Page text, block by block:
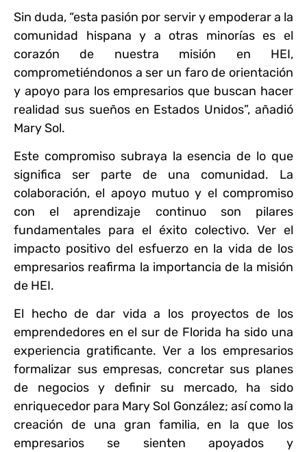
Sin duda, “esta pasión por servir y empoderar a la
comunidad hispana y a otras minorías es el
corazón de nuestra misión en HEI,
comprometiéndonos a ser un faro de orientación
y apoyo para los empresarios que buscan hacer
realidad sus sueños en Estados Unidos”, añadió
Mary Sol.
Este compromiso subraya la esencia de lo que
significa ser parte de una comunidad. La
colaboración, el apoyo mutuo y el compromiso
con el aprendizaje continuo son pilares
fundamentales para el éxito colectivo. Ver el
impacto positivo del esfuerzo en la vida de los
empresarios reafirma la importancia de la misión
de HEI.
El hecho de dar vida a los proyectos de los
emprendedores en el sur de Florida ha sido una
experiencia gratificante. Ver a los empresarios
formalizar sus empresas, concretar sus planes
de negocios y definir su mercado, ha sido
enriquecedor para Mary Sol González; así como la
creación de una gran familia, en la que los
empresarios se sienten apoyados y